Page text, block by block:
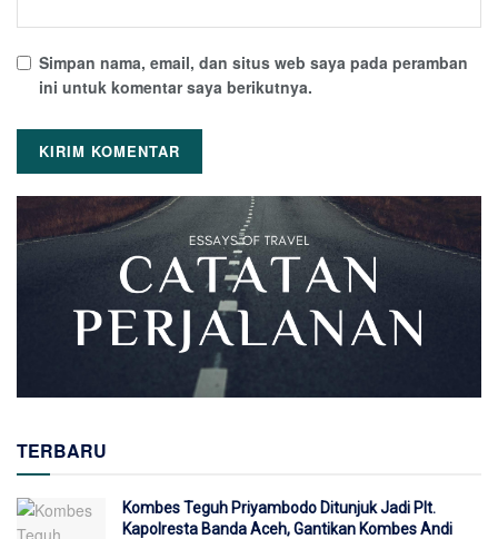
Simpan nama, email, dan situs web saya pada peramban
ini untuk komentar saya berikutnya.
TERBARU
Kombes Teguh Priyambodo Ditunjuk Jadi Plt.
Kapolresta Banda Aceh, Gantikan Kombes Andi